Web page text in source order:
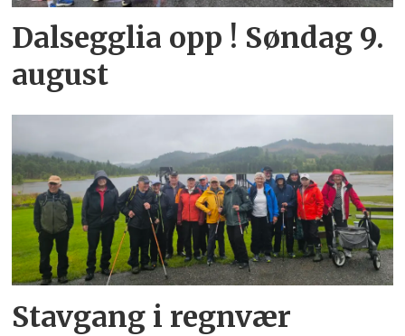
Dalsegglia opp ! Søndag 9.
august
Stavgang i regnvær